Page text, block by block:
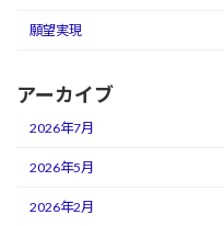
願望実現
アーカイブ
2026年7月
2026年5月
2026年2月